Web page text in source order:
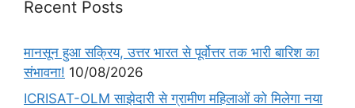
Recent Posts
मानसून हुआ सक्रिय, उत्तर भारत से पूर्वोत्तर तक भारी बारिश का
संभावना! 10/08/2026
ICRISAT-OLM साझेदारी से ग्रामीण महिलाओं को मिलेगा नया